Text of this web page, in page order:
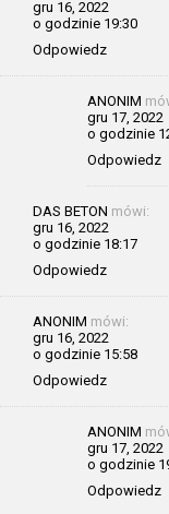
gru 16, 2022
o godzinie 19:30
Odpowiedz
ANONIM
gru 17, 2022
o godzinie
Odpowiedz
DAS BETON mówi:
gru 16, 2022
o godzinie 18:17
Odpowiedz
ANONIM mówi:
gru 16, 2022
o godzinie 15:58
Odpowiedz
ANONIM
gru 17, 2022
o godzinie
Odpowiedz